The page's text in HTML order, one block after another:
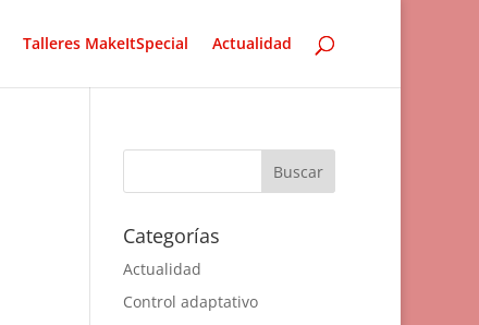
Talleres MakeItSpecial Actualidad
Categorías
Actualidad
Control adaptativo